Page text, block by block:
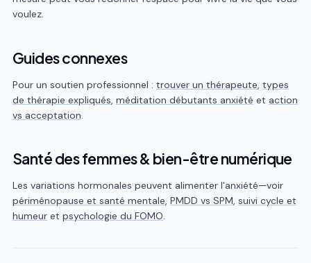
voulez.
Guides connexes
Pour un soutien professionnel : trouver un thérapeute, types
de thérapie expliqués, méditation débutants anxiété et action
vs acceptation.
Santé des femmes & bien-être numérique
Les variations hormonales peuvent alimenter l'anxiété—voir
périménopause et santé mentale, PMDD vs SPM, suivi cycle et
humeuret psychologie du FOMO.